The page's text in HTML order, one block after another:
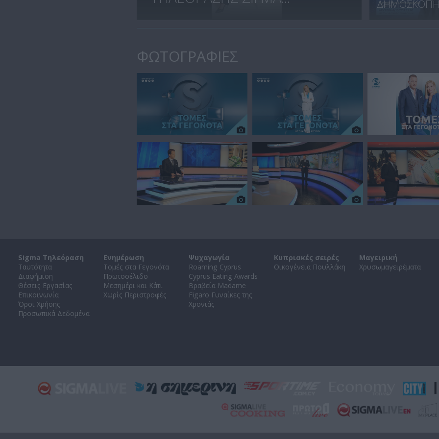
ΦΩΤΟΓΡΑΦΙΕΣ
Sigma Τηλεόραση
Ταυτότητα
Διαφήμιση
Θέσεις Εργασίας
Επικοινωνία
Όροι Χρήσης
Προσωπικά Δεδομένα
Ενημέρωση
Τομές στα Γεγονότα
Πρωτοσέλιδο
Μεσημέρι και Κάτι
Χωρίς Περιστροφές
Ψυχαγωγία
Roaming Cyprus
Cyprus Eating Awards
Βραβεία Madame
Figaro Γυναίκες της
Χρονιάς
Κυπριακές σειρές
Οικογένεια Πουλλάκη
Μαγειρική
Χρυσωμαγειρέματα